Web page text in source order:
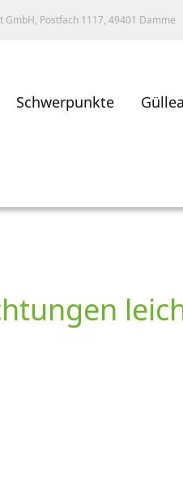
GmbH, Postfach 1117, 49401 Damme
Schwerpunkte